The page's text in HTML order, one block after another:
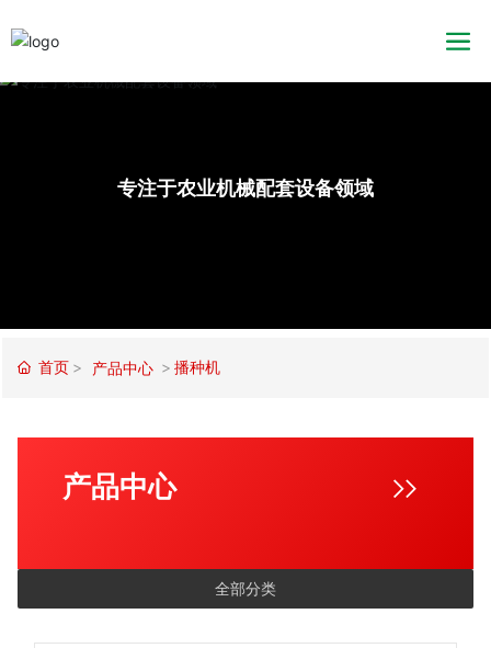
专注于农业机械配套设备领域
首页 产品中心 播种机
产品中心
全部分类